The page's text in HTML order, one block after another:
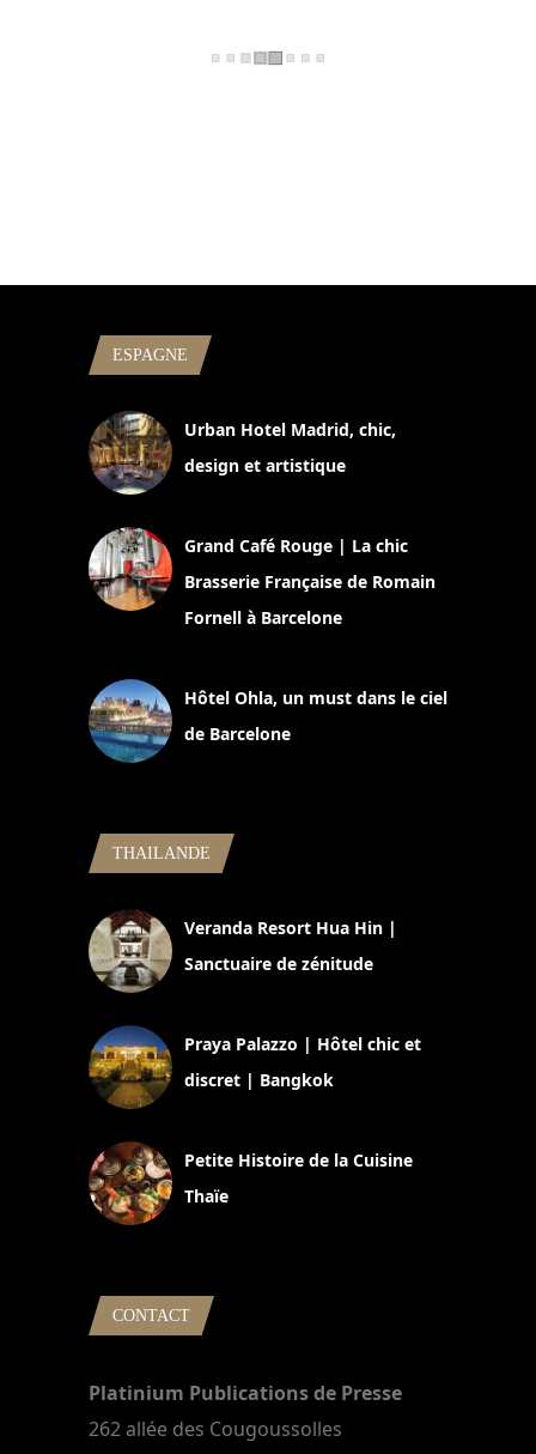
ESPAGNE
Urban Hotel Madrid, chic,
design et artistique
Grand Café Rouge | La chic
Brasserie Française de Romain
Fornell à Barcelone
Hôtel Ohla, un must dans le ciel
de Barcelone
THAILANDE
Veranda Resort Hua Hin |
Sanctuaire de zénitude
Praya Palazzo | Hôtel chic et
discret | Bangkok
Petite Histoire de la Cuisine
Thaïe
CONTACT
Platinium Publications de Presse
262 allée des Cougoussolles